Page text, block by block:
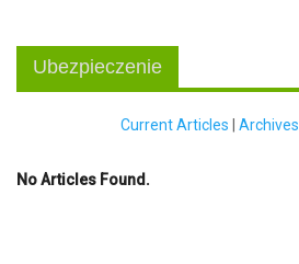
Ubezpieczenie
Current Articles Archives
No Articles Found.